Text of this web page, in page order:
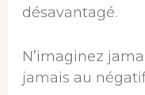
désavantagé.
N’imaginez
jamais au